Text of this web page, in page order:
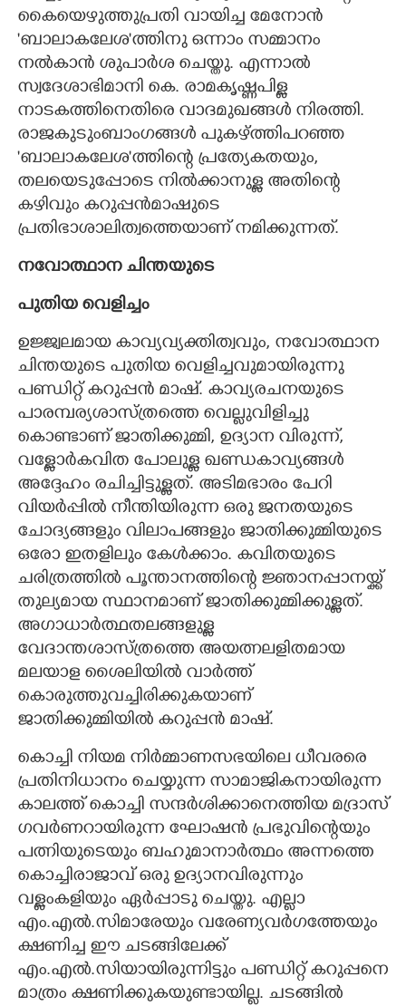
കൈയെഴുത്തുപ്രതി വായിച്ച മേനോൻ
'ബാലാകലേശ'ത്തിനു ഒന്നാം സമ്മാനം
നൽകാൻ ശുപാർശ ചെയ്തു. എന്നാൽ
സ്വദേശാഭിമാനി കെ. രാമകൃഷ്ണപിള്ള
നാടകത്തിനെതിരെ വാദമുഖങ്ങൾ നിരത്തി.
രാജകുടുംബാംഗങ്ങൾ പുകഴ്ത്തിപറഞ്ഞ
'ബാലാകലേശ'ത്തിന്റെ പ്രത്യേകതയും,
തലയെടുപ്പോടെ നിൽക്കാനുള്ള അതിന്റെ
കഴിവും കറുപ്പൻമാഷുടെ
പ്രതിഭാശാലിത്വത്തെയാണ് നമിക്കുന്നത്.
നവോത്ഥാന ചിന്തയുടെ
പുതിയ വെളിച്ചം
ഉജ്ജ്വലമായ കാവ്യവ്യക്തിത്വവും, നവോത്ഥാന
ചിന്തയുടെ പുതിയ വെളിച്ചവുമായിരുന്നു
പണ്ഡിറ്റ് കറുപ്പൻ മാഷ്. കാവ്യരചനയുടെ
പാരമ്പര്യശാസ്ത്രത്തെ വെല്ലുവിളിച്ചു
കൊണ്ടാണ് ജാതിക്കുമ്മി, ഉദ്യാന വിരുന്ന്,
വള്ളോർകവിത പോലുള്ള ഖണ്ഡകാവ്യങ്ങൾ
അദ്ദേഹം രചിച്ചിട്ടുള്ളത്. അടിമഭാരം പേറി
വിയർപ്പിൽ നീന്തിയിരുന്ന ഒരു ജനതയുടെ
ചോദ്യങ്ങളും വിലാപങ്ങളും ജാതിക്കുമ്മിയുടെ
ഒരോ ഇതളിലും കേൾക്കാം. കവിതയുടെ
ചരിത്രത്തിൽ പൂന്താനത്തിന്റെ ജ്ഞാനപ്പാനയ്ക്ക്
തുല്യമായ സ്ഥാനമാണ് ജാതിക്കുമ്മിക്കുള്ളത്.
അഗാധാർത്ഥതലങ്ങളുള്ള
വേദാന്തശാസ്ത്രത്തെ അയത്നലളിതമായ
മലയാള ശൈലിയിൽ വാർത്ത്
കൊരുത്തുവച്ചിരിക്കുകയാണ്
ജാതിക്കുമ്മിയിൽ കറുപ്പൻ മാഷ്.
കൊച്ചി നിയമ നിർമ്മാണസഭയിലെ ധീവരരെ
പ്രതിനിധാനം ചെയ്യുന്ന സാമാജികനായിരുന്ന
കാലത്ത് കൊച്ചി സന്ദർശിക്കാനെത്തിയ മദ്രാസ്
ഗവർണറായിരുന്ന ഘോഷൻ പ്രഭുവിന്റെയും
പത്നിയുടെയും ബഹുമാനാർത്ഥം അന്നത്തെ
കൊച്ചിരാജാവ് ഒരു ഉദ്യാനവിരുന്നും
വള്ളംകളിയും ഏർപ്പാടു ചെയ്തു. എല്ലാ
എം.എൽ.സിമാരേയും വരേണ്യവർഗത്തേയും
ക്ഷണിച്ച ഈ ചടങ്ങിലേക്ക്
എം.എൽ.സിയായിരുന്നിട്ടും പണ്ഡിറ്റ് കറുപ്പനെ
മാത്രം ക്ഷണിക്കുകയുണ്ടായില്ല. ചടങ്ങിൽ